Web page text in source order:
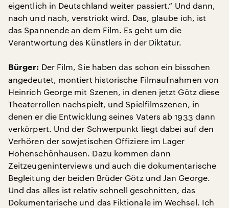
eigentlich in Deutschland weiter passiert.“ Und dann,
nach und nach, verstrickt wird. Das, glaube ich, ist
das Spannende an dem Film. Es geht um die
Verantwortung des Künstlers in der Diktatur.
Bürger: Der Film, Sie haben das schon ein bisschen
angedeutet, montiert historische Filmaufnahmen von
Heinrich George mit Szenen, in denen jetzt Götz diese
Theaterrollen nachspielt, und Spielfilmszenen, in
denen er die Entwicklung seines Vaters ab 1933 dann
verkörpert. Und der Schwerpunkt liegt dabei auf den
Verhören der sowjetischen Offiziere im Lager
Hohenschönhausen. Dazu kommen dann
Zeitzeugeninterviews und auch die dokumentarische
Begleitung der beiden Brüder Götz und Jan George.
Und das alles ist relativ schnell geschnitten, das
Dokumentarische und das Fiktionale im Wechsel. Ich